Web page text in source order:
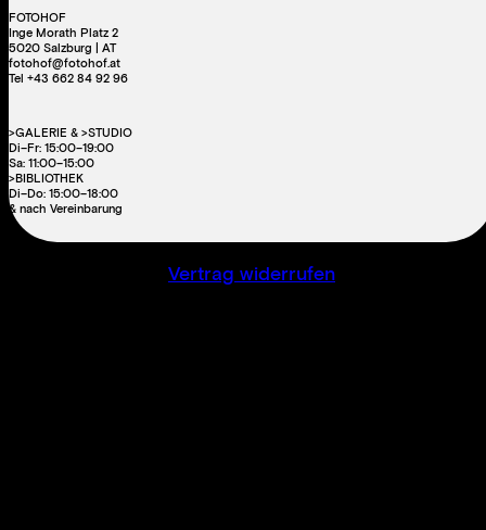
FOTOHOF
Inge Morath Platz 2
5020 Salzburg | AT
fotohof@fotohof.at
Tel +43 662 84 92 96
>GALERIE & >STUDIO
Di–Fr: 15:00–19:00
Sa: 11:00–15:00
>BIBLIOTHEK
Di–Do: 15:00–18:00
& nach Vereinbarung
Vertrag widerrufen